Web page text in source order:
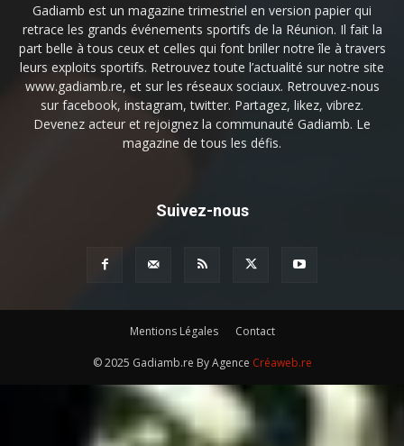
Gadiamb est un magazine trimestriel en version papier qui
retrace les grands événements sportifs de la Réunion. Il fait la
part belle à tous ceux et celles qui font briller notre île à travers
leurs exploits sportifs. Retrouvez toute l’actualité sur notre site
www.gadiamb.re, et sur les réseaux sociaux. Retrouvez-nous
sur facebook, instagram, twitter. Partagez, likez, vibrez.
Devenez acteur et rejoignez la communauté Gadiamb. Le
magazine de tous les défis.
Suivez-nous
Mentions Légales Contact
© 2025 Gadiamb.re By Agence Créaweb.re